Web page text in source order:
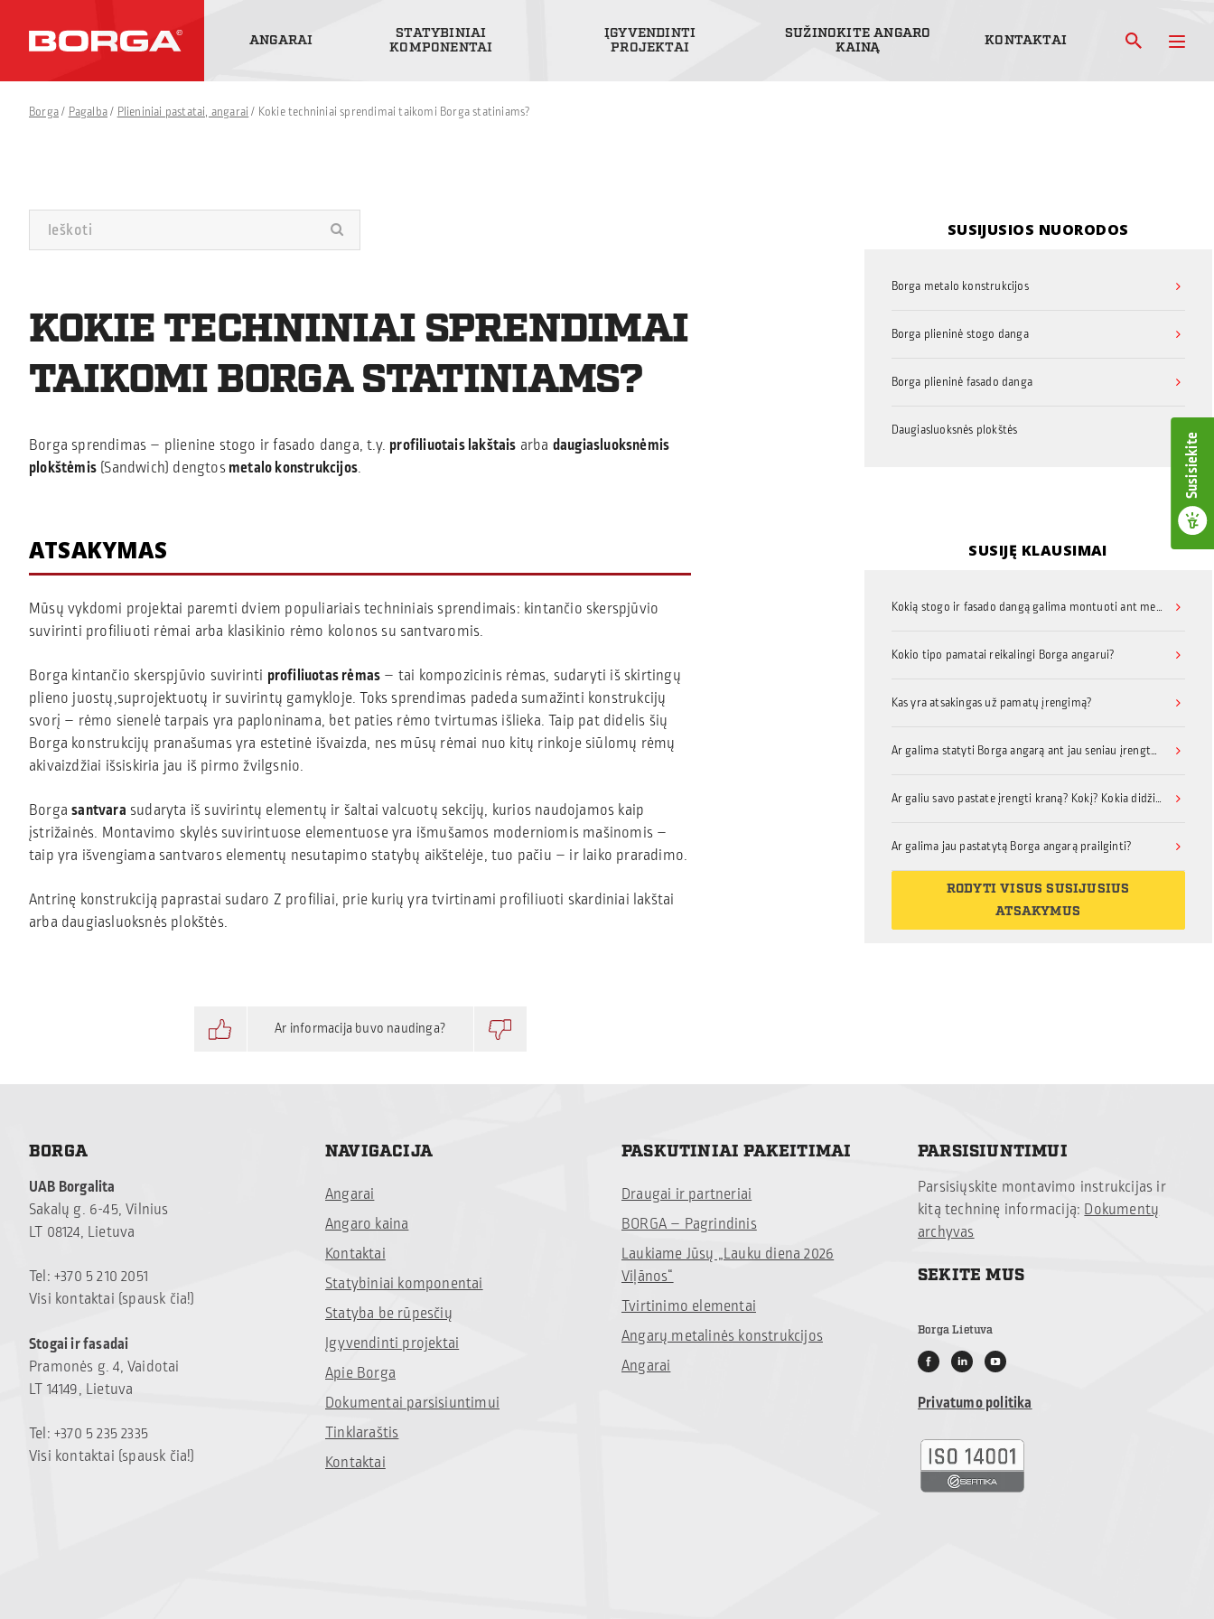
ANGARAI
STATYBINIAI
KOMPONENTAI
ĮGYVENDINTI
PROJEKTAI
SUŽINOKITE ANGARO
KAINĄ
KONTAKTAI
Susisiekite
Borga/ Pagalba/ Plieniniai pastatai, angarai / Kokie techniniai sprendimai taikomi Borga statiniams?
KOKIE TECHNINIAI SPRENDIMAI
TAIKOMI BORGA STATINIAMS?
Borga sprendimas – plienine stogo ir fasado danga, t.y. profiliuotais lakštais arba daugiasluoksnėmis
plokštėmis (Sandwich) dengtosmetalo konstrukcijos.
ATSAKYMAS
Mūsų vykdomi projektai paremti dviem populiariais techniniais sprendimais: kintančio skerspjūvio
suvirinti profiliuoti rėmai arba klasikinio rėmo kolonos su santvaromis.
Borga kintančio skerspjūvio suvirinti profiliuotas rėmas – tai kompozicinis rėmas, sudaryti iš skirtingų
plieno juostų,suprojektuotų ir suvirintų gamykloje. Toks sprendimas padeda sumažinti konstrukcijų
svorį – rėmo sienelė tarpais yra paploninama, bet paties rėmo tvirtumas išlieka. Taip pat didelis šių
Borga konstrukcijų pranašumas yra estetinė išvaizda, nes mūsų rėmai nuo kitų rinkoje siūlomų rėmų
akivaizdžiai išsiskiria jau iš pirmo žvilgsnio.
Borgasantvara sudaryta iš suvirintų elementų ir šaltai valcuotų sekcijų, kurios naudojamos kaip
įstrižainės. Montavimo skylės suvirintuose elementuose yra išmušamos moderniomis mašinomis –
taip yra išvengiama santvaros elementų nesutapimo statybų aikštelėje, tuo pačiu – ir laiko praradimo.
Antrinę konstrukciją paprastai sudaro Z profiliai, prie kurių yra tvirtinami profiliuoti skardiniai lakštai
arba daugiasluoksnės plokštės.
Ar informacija buvo naudinga?
SUSIJUSIOS NUORODOS
Borga metalo konstrukcijos
Borga plieninė stogo danga
Borga plieninė fasado danga
Daugiasluoksnės plokštės
SUSIJĘ KLAUSIMAI
Kokią stogo ir fasado dangą galima montuoti ant metalo konstrukcijų statinio?
Kokio tipo pamatai reikalingi Borga angarui?
Kas yra atsakingas už pamatų įrengimą?
Ar galima statyti Borga angarą ant jau seniau įrengtų pamatų?
Ar galiu savo pastate įrengti kraną? Kokį? Kokia didžiausia keliamoji galia?
Ar galima jau pastatytą Borga angarą prailginti?
RODYTI VISUS SUSIJUSIUS
ATSAKYMUS
BORGA
UAB Borgalita
Sakalų g. 6-45, Vilnius
LT 08124, Lietuva
Tel: +370 5 210 2051
Visi kontaktai (spausk čia!)
Stogai ir fasadai
Pramonės g. 4, Vaidotai
LT 14149, Lietuva
Tel: +370 5 235 2335
Visi kontaktai (spausk čia!)
NAVIGACIJA
Angarai
Angaro kaina
Kontaktai
Statybiniai komponentai
Statyba be rūpesčių
Įgyvendinti projektai
Apie Borga
Dokumentai parsisiuntimui
Tinklaraštis
Kontaktai
PASKUTINIAI PAKEITIMAI
Draugai ir partneriai
BORGA – Pagrindinis
Laukiame Jūsų „Lauku diena 2026
Viļānos“
Tvirtinimo elementai
Angarų metalinės konstrukcijos
Angarai
PARSISIUNTIMUI
Parsisiųskite montavimo instrukcijas ir
kitą techninę informaciją:Dokumentų
archyvas
SEKITE MUS
Borga Lietuva
Privatumo politika